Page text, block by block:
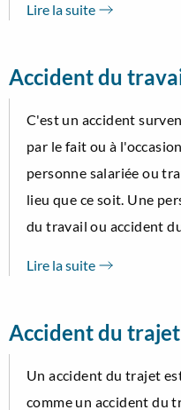
Lire la suite
Accident du
C'est un accident
par le fait ou à
personne salariée ou
lieu que ce soit. Une
du travail ou accident
Lire la suite
Accident du
Un accident du trajet
comme un accident du